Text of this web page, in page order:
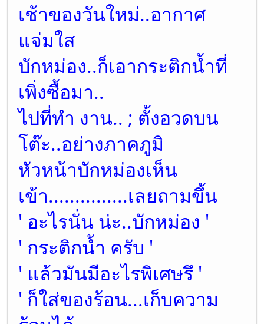
เช้าของวันใหม่..อากาศ
แจ่มใส
บักหม่อง..ก็เอากระติกน้ำที่
เพิ่งซื้อมา..
ไปที่ทำ งาน.. ; ตั้งอวดบน
โต๊ะ..อย่างภาคภูมิ
หัวหน้าบักหม่องเห็น
เข้า...............เลยถามขึ้น
' อะไรนั่น น่ะ..บักหม่อง '
' กระติกน้ำ ครับ '
' แล้วมันมีอะไรพิเศษรึ '
' ก็ใส่ของร้อน...เก็บความ